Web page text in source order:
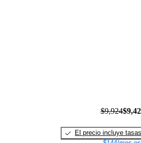
$9,924
El precio incluye tasas